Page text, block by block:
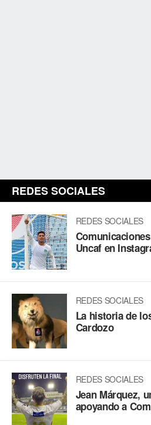
REDES SOCIALES
REDES SOCIALES
Uncaf en
REDES SOCIALES
La historia de
Cardozo
REDES SOCIALES
Jean Márquez,
apoyando a